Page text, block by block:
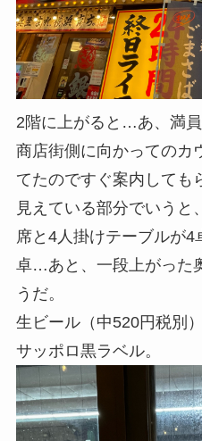
2階に上がると…あ、満員
商店街側に向かってのカ
てたのですぐ案内しても
見えている部分でいうと
席と4人掛けテーブルが
卓…あと、一段上がった
うだ。
生ビール（中520円税別
サッポロ黒ラベル。